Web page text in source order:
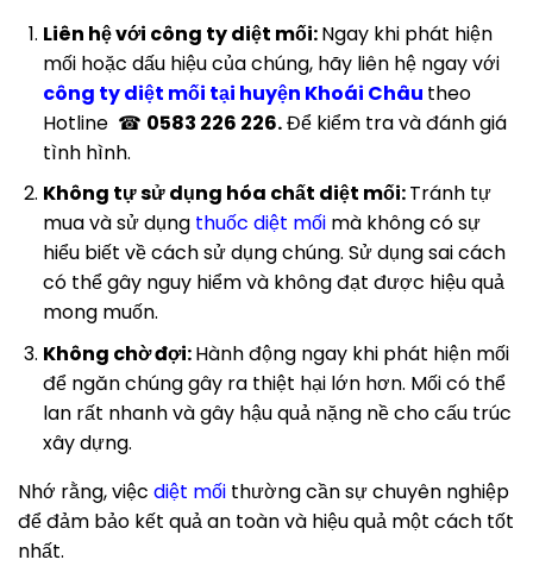
Liên hệ với công ty diệt mối:Ngay khi phát hiện
mối hoặc dấu hiệu của chúng, hãy liên hệ ngay với
công ty diệt mối tại huyện Khoái Châu theo
Hotline ☎ 0583 226 226.Để kiểm tra và đánh giá
tình hình.
Không tự sử dụng hóa chất diệt mối:Tránh tự
mua và sử dụng thuốc diệt mối mà không có sự
hiểu biết về cách sử dụng chúng. Sử dụng sai cách
có thể gây nguy hiểm và không đạt được hiệu quả
mong muốn.
Không chờ đợi:Hành động ngay khi phát hiện mối
để ngăn chúng gây ra thiệt hại lớn hơn. Mối có thể
lan rất nhanh và gây hậu quả nặng nề cho cấu trúc
xây dựng.
Nhớ rằng, việc diệt mối thường cần sự chuyên nghiệp
để đảm bảo kết quả an toàn và hiệu quả một cách tốt
nhất.